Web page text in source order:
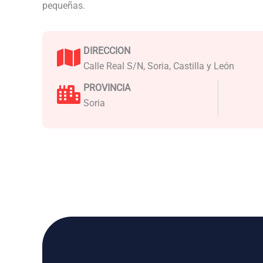
pequeñas.
DIRECCION
Calle Real S/N, Soria, Castilla y León
PROVINCIA
Soria